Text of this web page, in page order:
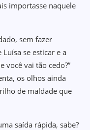
importasse naquele
sem fazer
se esticar e a
você vai tão cedo?”
os olhos ainda
de maldade que
saída rápida, sabe?